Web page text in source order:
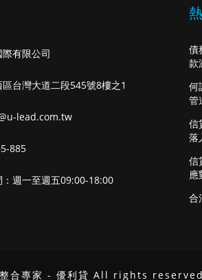
有限公司
區台灣大道二段545號8樓之1
lead.com.tw
885
：週一至週五09:00-18:00
債
款
何
管
信
落
信
應
合
合專家 - 優利貸 All rights